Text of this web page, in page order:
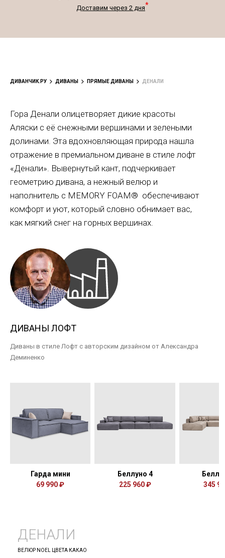
Доставим через 2 дня*
ДИВАНЧИК.РУ ДИВАНЫ ПРЯМЫЕ ДИВАНЫ ДЕНАЛИ
Гора Денали олицетворяет дикие красоты
Аляски с её снежными вершинами и зелеными
долинами. Эта вдохновляющая природа нашла
отражение в премиальном диване в стиле лофт
«Денали». Вывернутый кант, подчеркивает
геометрию дивана, а нежный велюр и
наполнитель с MEMORY FOAM® обеспечивают
комфорт и уют, который словно обнимает вас,
как мягкий снег на горных вершинах.
ДИВАНЫ ЛОФТ
Диваны в стиле Лофт с авторским дизайном от Александра
Деминенко
Гарда мини
69 990 ₽
Беллуно 4
225 960 ₽
345
ДЕНАЛИ
ВЕЛЮР NOEL ЦВЕТА КАКАО